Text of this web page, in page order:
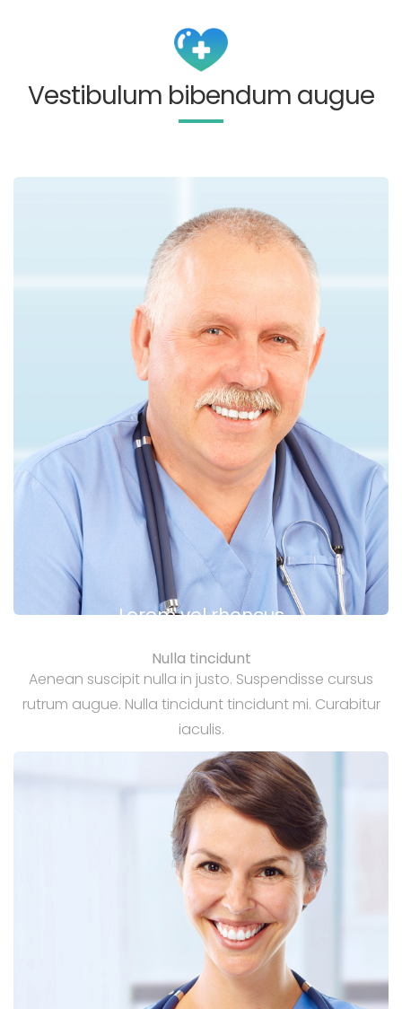
Vestibulum bibendum augue
Lorem vel rhoncus
Nulla tincidunt
Aenean suscipit nulla in justo. Suspendisse cursus
rutrum augue. Nulla tincidunt tincidunt mi. Curabitur
iaculis.